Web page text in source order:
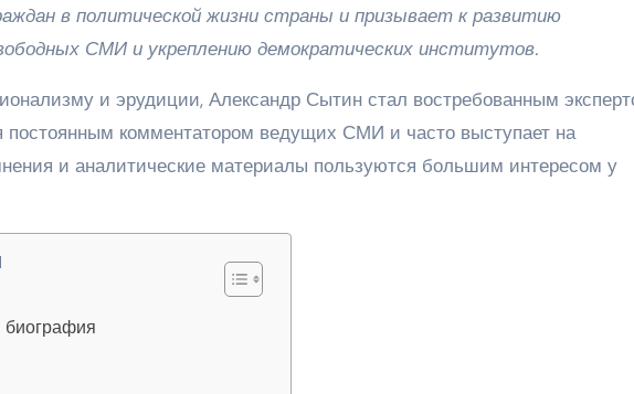
в политической жизни страны и призывает к развитию
СМИ и укреплению демократических институтов.
и эрудиции, Александр Сытин стал востребованным
постоянным комментатором ведущих СМИ и часто выступает на
и аналитические материалы пользуются большим интересом у
биография